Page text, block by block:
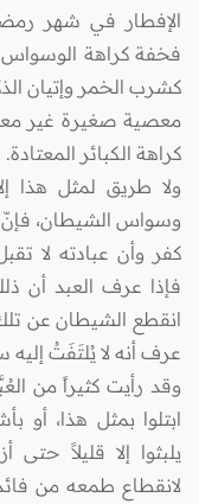
الإفطار في شهر
فخفة كراهة الوسواس
كشرب الخمر وإتيان
معصية صغيرة غير
كراهة الكبائر المعتادة.
ولا طريق لمثل هذا
وسواس الشيطان، فإنّ
كفر وأن عبادته لا
فإذا عرف العبد أن
انقطع الشيطان عن
عرف أنه لا يُلتَفَتُ إليه
وقد رأيت كثيراً من
ابتلوا بمثل هذا، أو
يلبثوا إلا قليلاً
لانقطاع طمعه من